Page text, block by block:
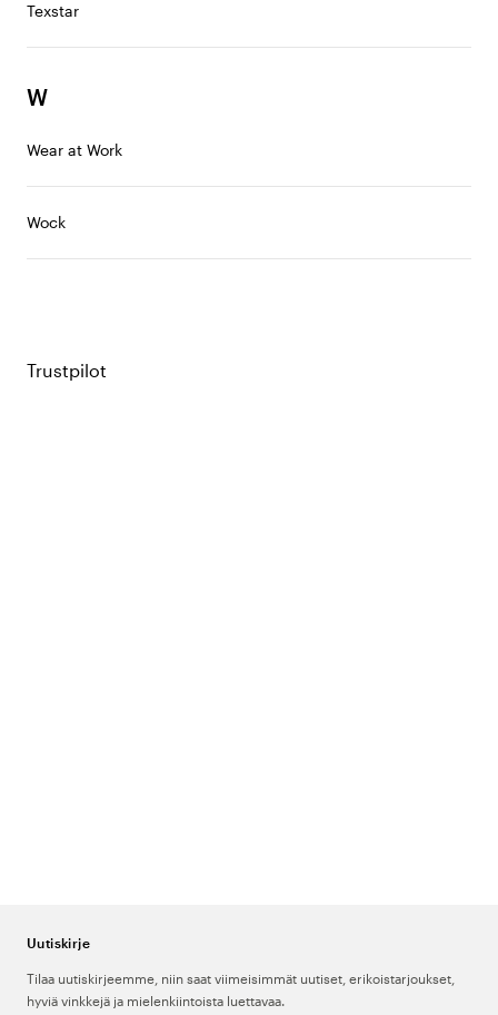
Texstar
W
Wear at Work
Wock
Trustpilot
Uutiskirje
Tilaa uutiskirjeemme, niin saat viimeisimmät uutiset, erikoistarjoukset,
hyviä vinkkejä ja mielenkiintoista luettavaa.